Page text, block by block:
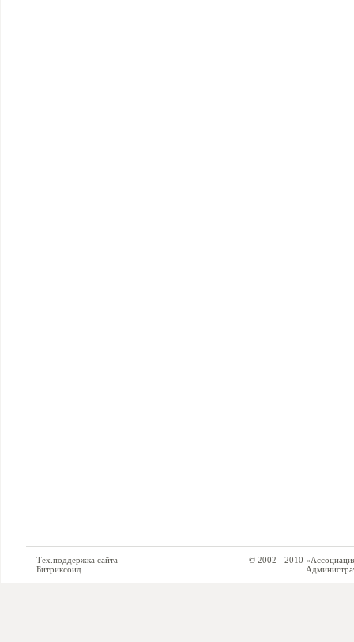
Тех.поддержка сайта -
Битриксоид
© 2002 - 2010 «Ассоциация